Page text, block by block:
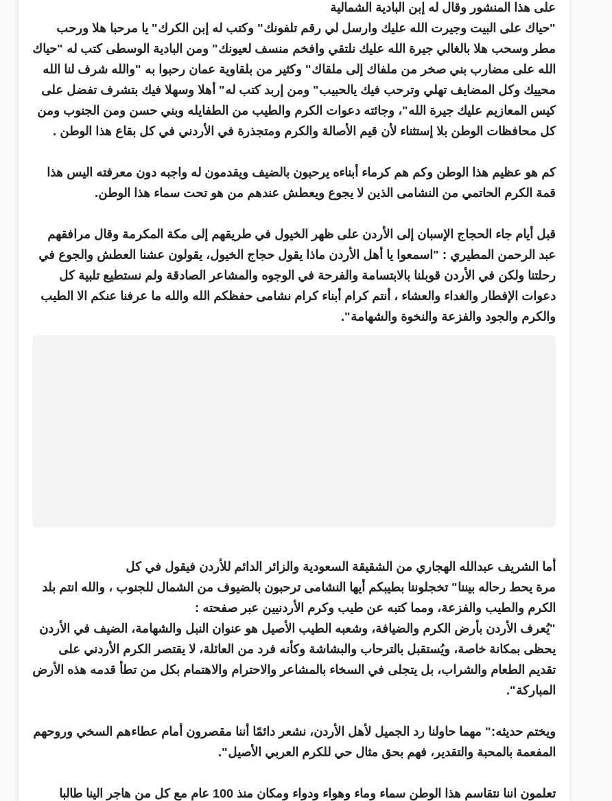
على هذا المنشور وقال له إبن البادية الشمالية
"حياك على البيت وجيرت الله عليك وارسل لي رقم تلفونك" وكتب له إبن الكرك" يا مرحبا هلا ورحب
مطر وسحب هلا بالغالي جيرة الله عليك نلتقي وافخم منسف لعيونك" ومن البادية الوسطى كتب له "حياك
الله على مضارب بني صخر من ملفاك إلى ملقاك" وكثير من بلقاوية عمان رحبوا به "والله شرف لنا الله
محييك وكل المضايف تهلي وترحب فيك يالحبيب" ومن إربد كتب له" أهلا وسهلا فيك بتشرف تفضل على
كيس المعازيم عليك جيرة الله"، وجائته دعوات الكرم والطيب من الطفايله وبني حسن ومن الجنوب ومن
كل محافظات الوطن بلا إستثناء لأن قيم الأصالة والكرم ومتجذرة في الأردني في كل بقاع هذا الوطن .
كم هو عظيم هذا الوطن وكم هم كرماء أبناءه يرحبون بالضيف ويقدمون له واجبه دون معرفته اليس هذا
قمة الكرم الحاتمي من النشامى الذين لا يجوع ويعطش عندهم من هو تحت سماء هذا الوطن.
قبل أيام جاء الحجاج الإسبان إلى الأردن على ظهر الخيول في طريقهم إلى مكة المكرمة وقال مرافقهم
عبد الرحمن المطيري : "اسمعوا يا أهل الأردن ماذا يقول حجاج الخيول، يقولون عشنا العطش والجوع في
رحلتنا ولكن في الأردن قوبلنا بالابتسامة والفرحة في الوجوه والمشاعر الصادقة ولم نستطيع تلبية كل
دعوات الإفطار والغداء والعشاء ، أنتم كرام أبناء كرام نشامى حفظكم الله والله ما عرفنا عنكم الا الطيب
والكرم والجود والفزعة والنخوة والشهامة".
أما الشريف عبدالله الهجاري من الشقيقة السعودية والزائر الدائم للأردن فيقول في كل
مرة يحط رحاله بيننا" تخجلوننا بطيبكم أيها النشامى ترحبون بالضيوف من الشمال للجنوب ، والله انتم بلد
الكرم والطيب والفزعة، ومما كتبه عن طيب وكرم الأردنيين عبر صفحته :
"يُعرف الأردن بأرض الكرم والضيافة، وشعبه الطيب الأصيل هو عنوان النبل والشهامة، الضيف في الأردن
يحظى بمكانة خاصة، ويُستقبل بالترحاب والبشاشة وكأنه فرد من العائلة، لا يقتصر الكرم الأردني على
تقديم الطعام والشراب، بل يتجلى في السخاء بالمشاعر والاحترام والاهتمام بكل من تطأ قدمه هذه الأرض
المباركة".
ويختم حديثه:" مهما حاولنا رد الجميل لأهل الأردن، نشعر دائمًا أننا مقصرون أمام عطاءهم السخي وروحهم
المفعمة بالمحبة والتقدير، فهم بحق مثال حي للكرم العربي الأصيل".
تعلمون اننا نتقاسم هذا الوطن سماء وماء وهواء ودواء ومكان منذ 100 عام مع كل من هاجر الينا طالبا